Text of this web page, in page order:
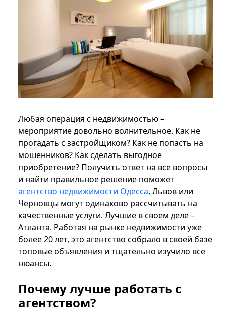
Любая операция с недвижимостью –
мероприятие довольно волнительное. Как не
прогадать с застройщиком? Как не попасть на
мошенников? Как сделать выгодное
приобретение? Получить ответ на все вопросы
и найти правильное решение поможет
агентство недвижимости Одесса, Львов или
Черновцы могут одинаково рассчитывать на
качественные услуги. Лучшие в своем деле –
Атланта. Работая на рынке недвижимости уже
более 20 лет, это агентство собрало в своей базе
топовые объявления и тщательно изучило все
нюансы.
Почему лучше работать с
агентством?